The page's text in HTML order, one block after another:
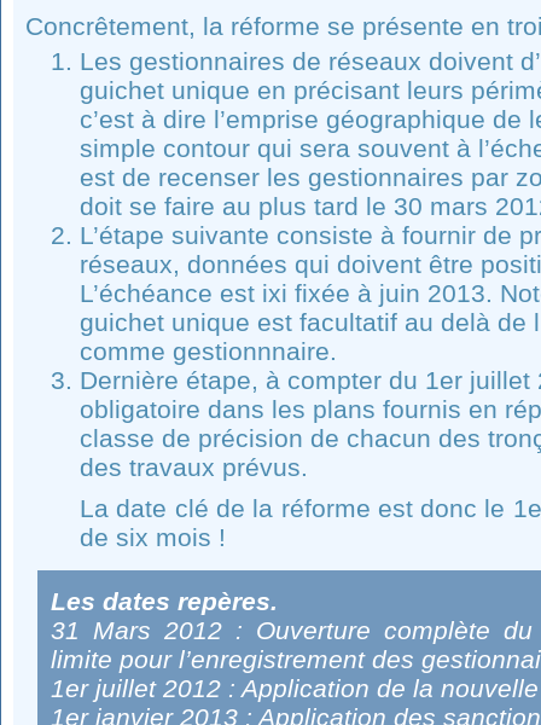
Concrêtement, la réforme se présente en
Les gestionnaires de réseaux doivent
guichet unique en précisant leurs
c’est à dire l’emprise géographique de
simple contour qui sera souvent à
est de recenser les gestionnaires par
doit se faire au plus tard le 30 mars
L’étape suivante consiste à fournir de
réseaux, données qui doivent être
L’échéance est ixi fixée à juin 2013.
guichet unique est facultatif au delà de
comme gestionnnaire.
Dernière étape, à compter du 1er juillet
obligatoire dans les plans fournis en
classe de précision de chacun des
des travaux prévus.
La date clé de la réforme est donc le
de six mois !
Les dates repères.
31 Mars 2012 : Ouverture complète
limite pour l’enregistrement des
1er juillet 2012 : Application de la
1er janvier 2013 : Application des